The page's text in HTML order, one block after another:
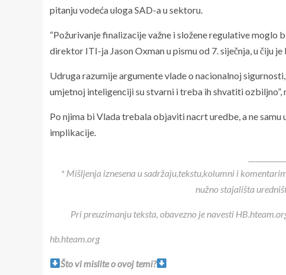
pitanju vodeća uloga SAD-a u sektoru.
“Požurivanje finalizacije važne i složene regulative moglo
direktor ITI-ja Jason Oxman u pismu od 7. siječnja, u čiju je
Udruga razumije argumente vlade o nacionalnoj
umjetnoj inteligenciji su stvarni i treba ih shvatiti ozbiljno”,
Po njima bi Vlada trebala objaviti nacrt uredbe, a ne
implikacije.
* Mišljenja iznesena u sadržaju,tekstu,kolumni i
nužno stajališta
Pri preuzimanju teksta, obavezno je navesti
hb.hteam.org
Što vi mislite o ovoj temi?